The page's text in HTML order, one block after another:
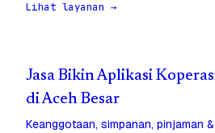
Lihat layanan →
Jasa Bikin Aplikasi
di Aceh Besar
Keanggotaan, simpanan, pinjaman